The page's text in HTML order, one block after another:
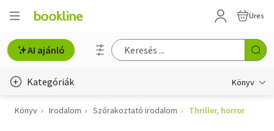
Üres
AI ajánló
Kategóriák Könyv
Életmód, egészség
Könyv Irodalom Szórakoztató irodalom Thriller, horror